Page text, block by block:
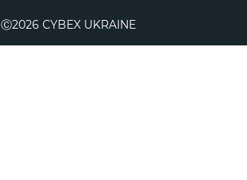
Ⓒ2026 CYBEX UKRAINE